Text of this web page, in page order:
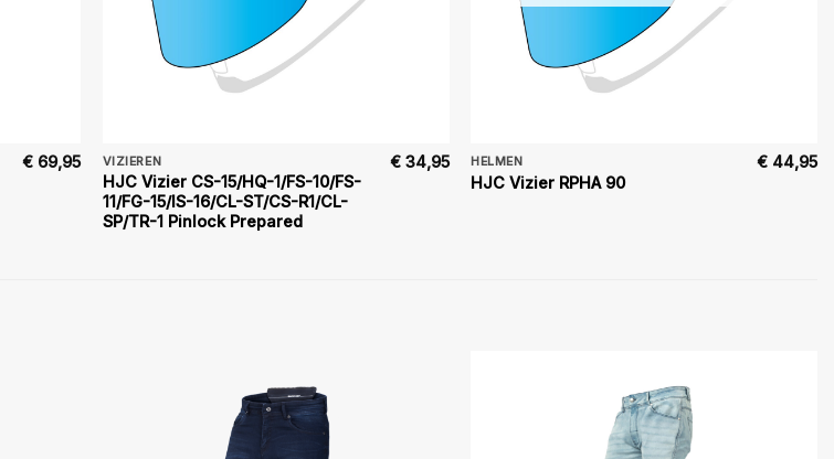
€ 69,95 VIZIEREN
HJC Vizier CS-15/HQ-1/FS-10/FS-
11/FG-15/IS-16/CL-ST/CS-R1/CL-
SP/TR-1 Pinlock Prepared
€34,95 HELMEN
HJC Vizier RPHA 90
€ 44,95